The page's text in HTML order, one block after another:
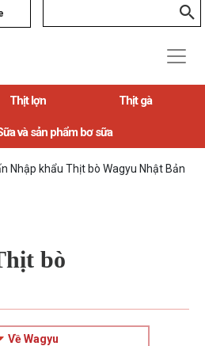
Thịt lợn Thịt gà
và sản phẩm bơ sữa
Nhập khẩu Thịt bò Wagyu Nhật Bản
bò
Về Wagyu